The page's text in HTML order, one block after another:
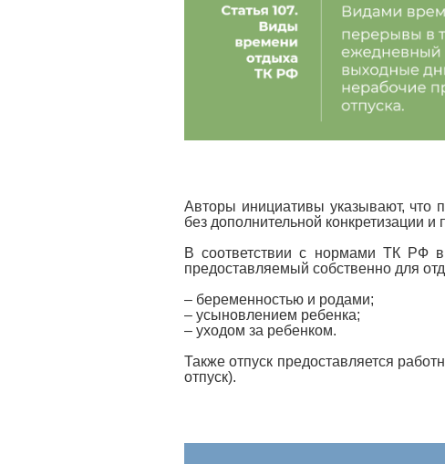
Авторы инициативы указывают, что
без дополнительной конкретизации и
В соответствии с нормами ТК РФ в
предоставляемый собственно для
– беременностью и родами;
– усыновлением ребенка;
– уходом за ребенком.
Также отпуск предоставляется
отпуск).